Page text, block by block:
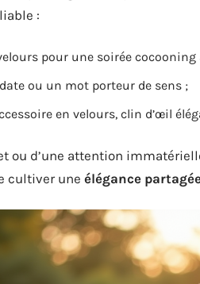
:
pour une soirée cocooning
ou un mot porteur de sens ;
en velours, clin d’œil
ou d’une attention
cultiver une élégance